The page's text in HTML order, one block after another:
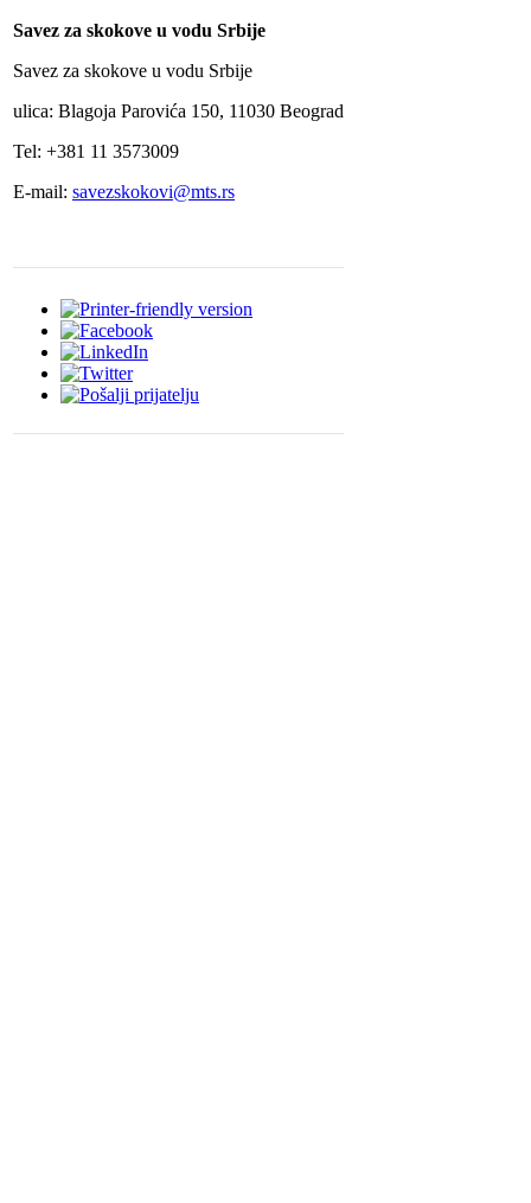
Savez za skokove u vodu Srbije
Savez za skokove u vodu Srbije
ulica: Blagoja Parovića 150, 11030 Beograd
Tel: +381 11 3573009
E-mail: savezskokovi@mts.rs